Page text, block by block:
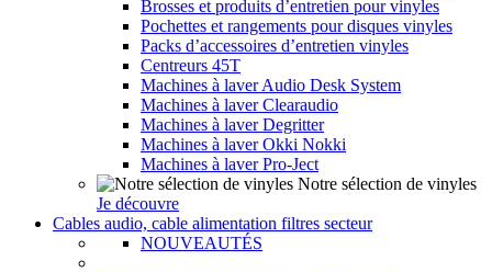
Brosses et produits d’entretien pour vinyles
Pochettes et rangements pour disques vinyles
Packs d’accessoires d’entretien vinyles
Centreurs 45T
Machines à laver Audio Desk System
Machines à laver Clearaudio
Machines à laver Degritter
Machines à laver Okki Nokki
Machines à laver Pro-Ject
Notre sélection de vinyles
Je découvre
Cables audio, cable alimentation filtres secteur
NOUVEAUTÉS